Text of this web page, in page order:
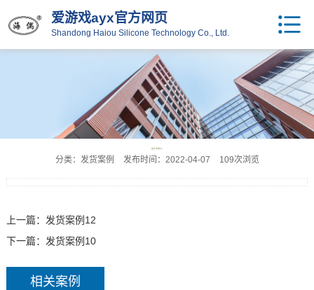
爱游戏ayx官方网页
Shandong Haiou Silicone Technology Co., Ltd.
发货案例11
分类：发货案例 发布时间：2022-04-07 109次浏览
上一篇： 发货案例12
下一篇： 发货案例10
相关案例